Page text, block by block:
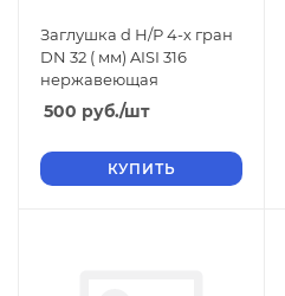
Заглушка d Н/Р 4-х гран
DN 32 ( мм) AISI 316
нержавеющая
500 руб./шт
КУПИТЬ